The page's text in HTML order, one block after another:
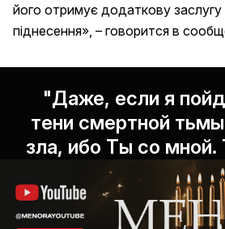
його отримує додаткову заслугу
піднесення», – говорится в
"Даже, если я
тени смертной
зла, ибо Ты со мной.